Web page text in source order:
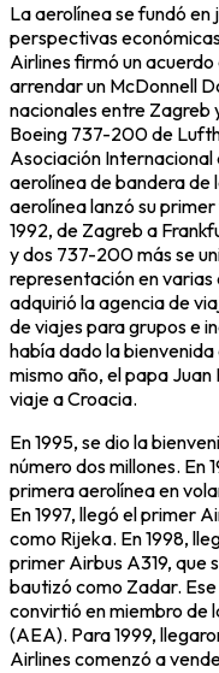
La aerolínea se fundó en
perspectivas
Airlines firmó un
arrendar un McDonnell
nacionales entre Zagreb
Boeing 737-200 de
Asociación
aerolínea de bandera de
aerolínea lanzó su
1992, de Zagreb a
y dos 737-200 más se
representación en
adquirió la agencia de
de viajes para grupos e
había dado la bienvenida
mismo año, el papa Juan
viaje a Croacia.
En 1995, se dio la
número dos millones. En
primera aerolínea en
En 1997, llegó el primer
como Rijeka. En 1998,
primer Airbus A319, que
bautizó como Zadar.
convirtió en miembro de
(AEA). Para 1999,
Airlines comenzó a